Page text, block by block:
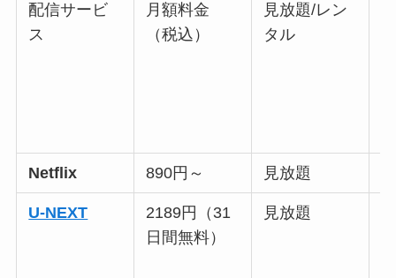
配信サービ
ス
月額料金
（税込）
見放題/レン
タル
Netflix 890円～ 見放題
U-NEXT
2189円（31
日間無料）
見放題